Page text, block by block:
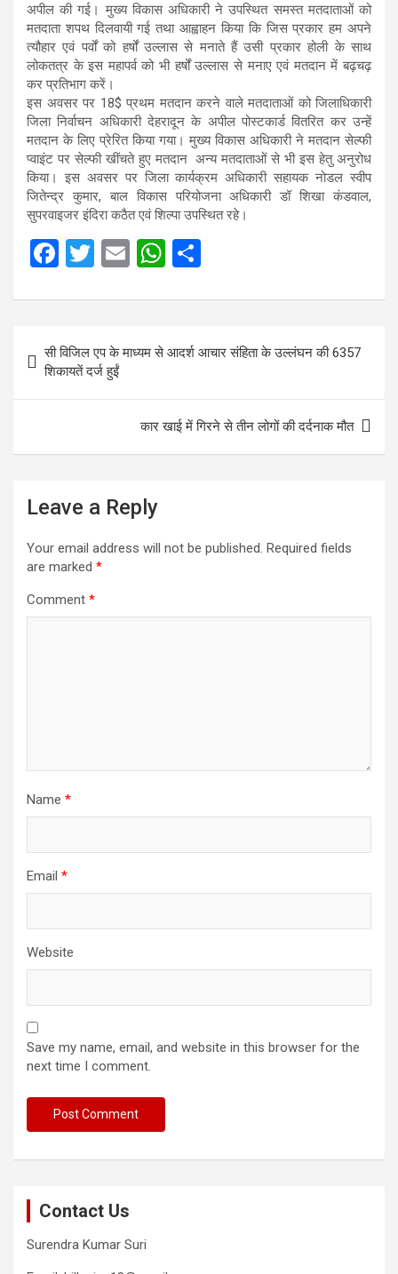
अपील की गई। मुख्य विकास अधिकारी ने उपस्थित समस्त मतदाताओं को
मतदाता शपथ दिलवायी गई तथा आह्वाहन किया कि जिस प्रकार हम अपने
त्यौहार एवं पर्वों को हर्षों उल्लास से मनाते हैं उसी प्रकार होली के साथ
लोकतत्र के इस महापर्व को भी हर्षों उल्लास से मनाए एवं मतदान में बढ़चढ़
कर प्रतिभाग करें।
इस अवसर पर 18$ प्रथम मतदान करने वाले मतदाताओं को जिलाधिकारी
जिला निर्वाचन अधिकारी देहरादून के अपील पोस्टकार्ड वितरित कर उन्हें
मतदान के लिए प्रेरित किया गया। मुख्य विकास अधिकारी ने मतदान सेल्फी
प्वाइंट पर सेल्फी खींचते हुए मतदान अन्य मतदाताओं से भी इस हेतु अनुरोध
किया। इस अवसर पर जिला कार्यक्रम अधिकारी सहायक नोडल स्वीप
जितेन्द्र कुमार, बाल विकास परियोजना अधिकारी डॉ शिखा कंडवाल,
सुपरवाइजर इंदिरा कठैत एवं शिल्पा उपस्थित रहे।
F
ce
b
o
o
T
tt
er
E
ail
W
at
A
p
p
ar
navigation
सी विजिल एप के माध्यम से आदर्श आचार संहिता के उल्लंघन की 6357
शिकायतें दर्ज हुईं
कार खाई में गिरने से तीन लोगों की दर्दनाक मौत
Leave a Reply
Your email address will not be published. Required fields
are marked *
Comment *
Name *
Email *
Website
Save my name, email, and website in this browser for the
next time I comment.
Contact Us
Surendra Kumar Suri